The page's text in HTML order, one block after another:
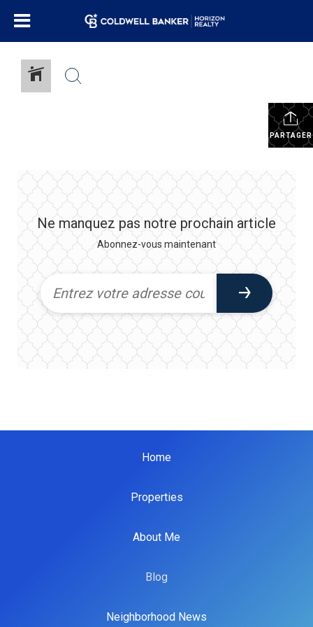
PARTAGER
Ne manquez pas notre prochain article
Abonnez-vous maintenant
Home
Properties
About Me
Blog
Neighborhood News